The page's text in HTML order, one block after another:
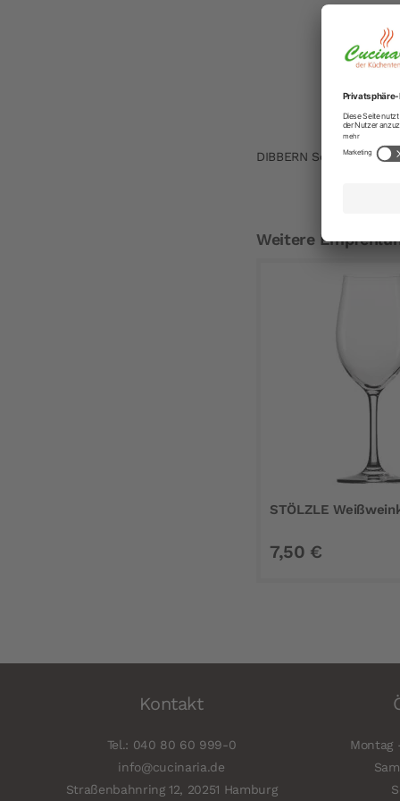
DIBBERN Solid Color
Weitere
STÖLZLE
7,50 €
Kontakt
Tel.: 040 80 60 999-0
info@cucinaria.de
Straßenbahnring 12, 20251 Hamburg
Montag